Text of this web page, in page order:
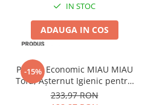
IN STOC
ADAUGA IN COS
-15%
Pachet Economic MIAU MIAU
Tofu, Așternut Igienic pentru
Pisică, Maxi, Vanilie, 3x15L
233,97 RON